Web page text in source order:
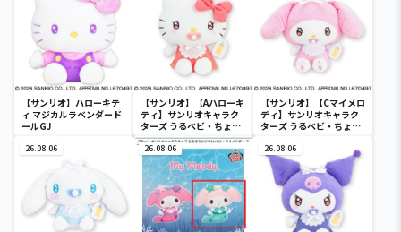
【サンリオ】ハローキテ
ィ マジカルラベンダード
ールGJ
【サンリオ】【Aハローキ
ティ】サンリオキャラク
ターズ うるベビ・ちょい
デカドール
【サンリオ】【Cマイメロ
ディ】サンリオキャラク
ターズ うるベビ・ちょい
26.08.06 26.08.06 26.08.06